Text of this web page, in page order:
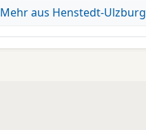
Mehr aus Henstedt-Ulzburg